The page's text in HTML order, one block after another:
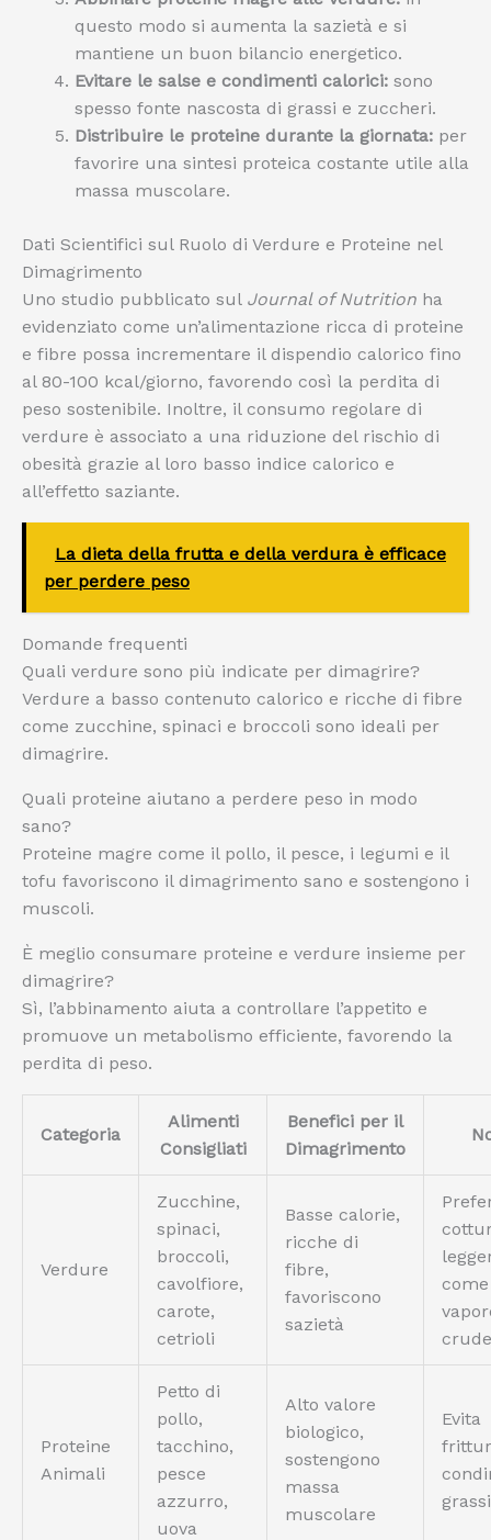
questo modo si aumenta la sazietà e si
mantiene un buon bilancio energetico.
Evitare le salse e condimenti calorici: sono
spesso fonte nascosta di grassi e zuccheri.
Distribuire le proteine durante la giornata: per
favorire una sintesi proteica costante utile alla
massa muscolare.
Dati Scientifici sul Ruolo di Verdure e Proteine nel
Dimagrimento
Uno studio pubblicato sul Journal of Nutrition ha
evidenziato come un’alimentazione ricca di proteine
e fibre possa incrementare il dispendio calorico fino
al 80-100 kcal/giorno, favorendo così la perdita di
peso sostenibile. Inoltre, il consumo regolare di
verdure è associato a una riduzione del rischio di
obesità grazie al loro basso indice calorico e
all’effetto saziante.
La dieta della frutta e della verdura è efficace
per perdere peso
Domande frequenti
Quali verdure sono più indicate per dimagrire?
Verdure a basso contenuto calorico e ricche di fibre
come zucchine, spinaci e broccoli sono ideali per
dimagrire.
Quali proteine aiutano a perdere peso in modo
sano?
Proteine magre come il pollo, il pesce, i legumi e il
tofu favoriscono il dimagrimento sano e sostengono i
muscoli.
È meglio consumare proteine e verdure insieme per
dimagrire?
Sì, l’abbinamento aiuta a controllare l’appetito e
promuove un metabolismo efficiente, favorendo la
perdita di peso.
Categoria
Alimenti
Consigliati
Benefici per il
Dimagrimento
Verdure
Zucchine,
spinaci,
broccoli,
cavolfiore,
carote,
cetrioli
Basse calorie,
ricche di
fibre,
favoriscono
sazietà
crude
Proteine
Animali
Petto di
pollo,
tacchino,
pesce
azzurro,
uova
Alto valore
biologico,
sostengono
massa
muscolare
Evita
grassi